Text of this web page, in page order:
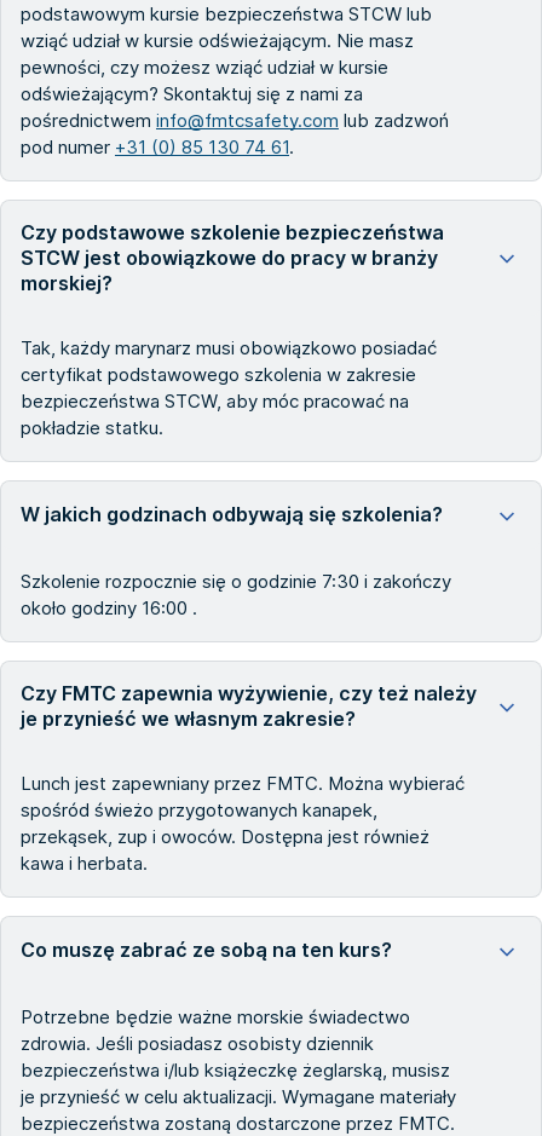
podstawowym kursie bezpieczeństwa STCW lub
wziąć udział w kursie odświeżającym. Nie masz
pewności, czy możesz wziąć udział w kursie
odświeżającym? Skontaktuj się z nami za
pośrednictwem info@fmtcsafety.com lub zadzwoń
pod numer +31 (0) 85 130 74 61.
Czy podstawowe szkolenie bezpieczeństwa
STCW jest obowiązkowe do pracy w branży
morskiej?
Tak, każdy marynarz musi obowiązkowo posiadać
certyfikat podstawowego szkolenia w zakresie
bezpieczeństwa STCW, aby móc pracować na
pokładzie statku.
W jakich godzinach odbywają się szkolenia?
Szkolenie rozpocznie się o godzinie 7:30 i zakończy
około godziny 16:00 .
Czy FMTC zapewnia wyżywienie, czy też należy
je przynieść we własnym zakresie?
Lunch jest zapewniany przez FMTC. Można wybierać
spośród świeżo przygotowanych kanapek,
przekąsek, zup i owoców. Dostępna jest również
kawa i herbata.
Co muszę zabrać ze sobą na ten kurs?
Potrzebne będzie ważne morskie świadectwo
zdrowia. Jeśli posiadasz osobisty dziennik
bezpieczeństwa i/lub książeczkę żeglarską, musisz
je przynieść w celu aktualizacji. Wymagane materiały
bezpieczeństwa zostaną dostarczone przez FMTC.